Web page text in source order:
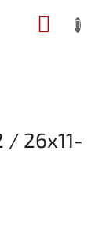
/ 26x11-